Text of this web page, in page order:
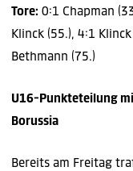
Tore: 0:1 Chapman
Klinck (55.), 4:1
Bethmann (75.)
U16-Punkteteilung
Borussia
Bereits am Freitag